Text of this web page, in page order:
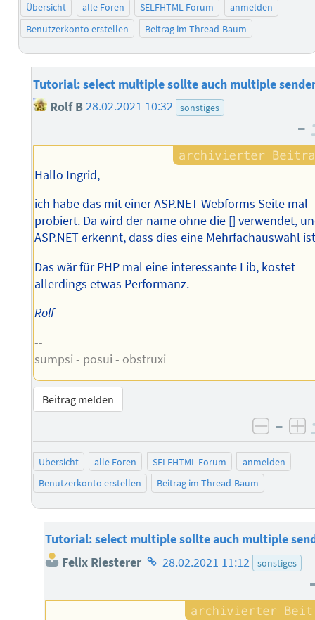
Übersicht alle Foren SELFHTML-Forum
anmelden
Benutzerkonto erstellen
Beitrag im Thread-Baum
Tutorial: select multiple sollte auch multiple
Rolf B28.02.2021 10:32 sonstiges
–
Hallo Ingrid,
ich habe das mit einer ASP.NET Webforms Seite mal
probiert. Da wird der name ohne die [] verwendet,
ASP.NET erkennt, dass dies eine Mehrfachauswahl
Das wär für PHP mal eine interessante Lib, kostet
allerdings etwas Performanz.
Rolf
--
sumpsi - posui - obstruxi
Beitrag melden
–
Übersicht alle Foren SELFHTML-Forum
anmelden
Benutzerkonto erstellen
Beitrag im Thread-Baum
Tutorial: select multiple sollte auch multiple
Felix Riesterer Homepage
Autors
28.02.2021 11:12 sonstiges